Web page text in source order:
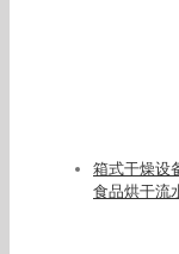
箱式干燥设
食品烘干流